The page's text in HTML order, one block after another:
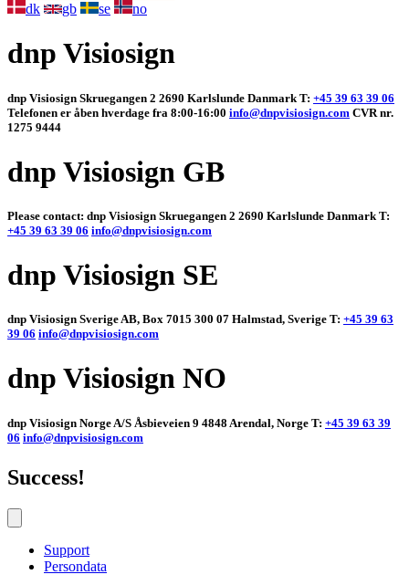
dk gb se no
dnp Visiosign
dnp Visiosign Skruegangen 2 2690 Karlslunde Danmark T: +45 39 63 39 06
Telefonen er åben hverdage fra 8:00-16:00 info@dnpvisiosign.com CVR nr.
1275 9444
dnp Visiosign GB
Please contact: dnp Visiosign Skruegangen 2 2690 Karlslunde Danmark T:
+45 39 63 39 06 info@dnpvisiosign.com
dnp Visiosign SE
dnp Visiosign Sverige AB, Box 7015 300 07 Halmstad, Sverige T: +45 39 63
39 06 info@dnpvisiosign.com
dnp Visiosign NO
dnp Visiosign Norge A/S Åsbieveien 9 4848 Arendal, Norge T: +45 39 63 39
06 info@dnpvisiosign.com
Success!
Support
Persondata